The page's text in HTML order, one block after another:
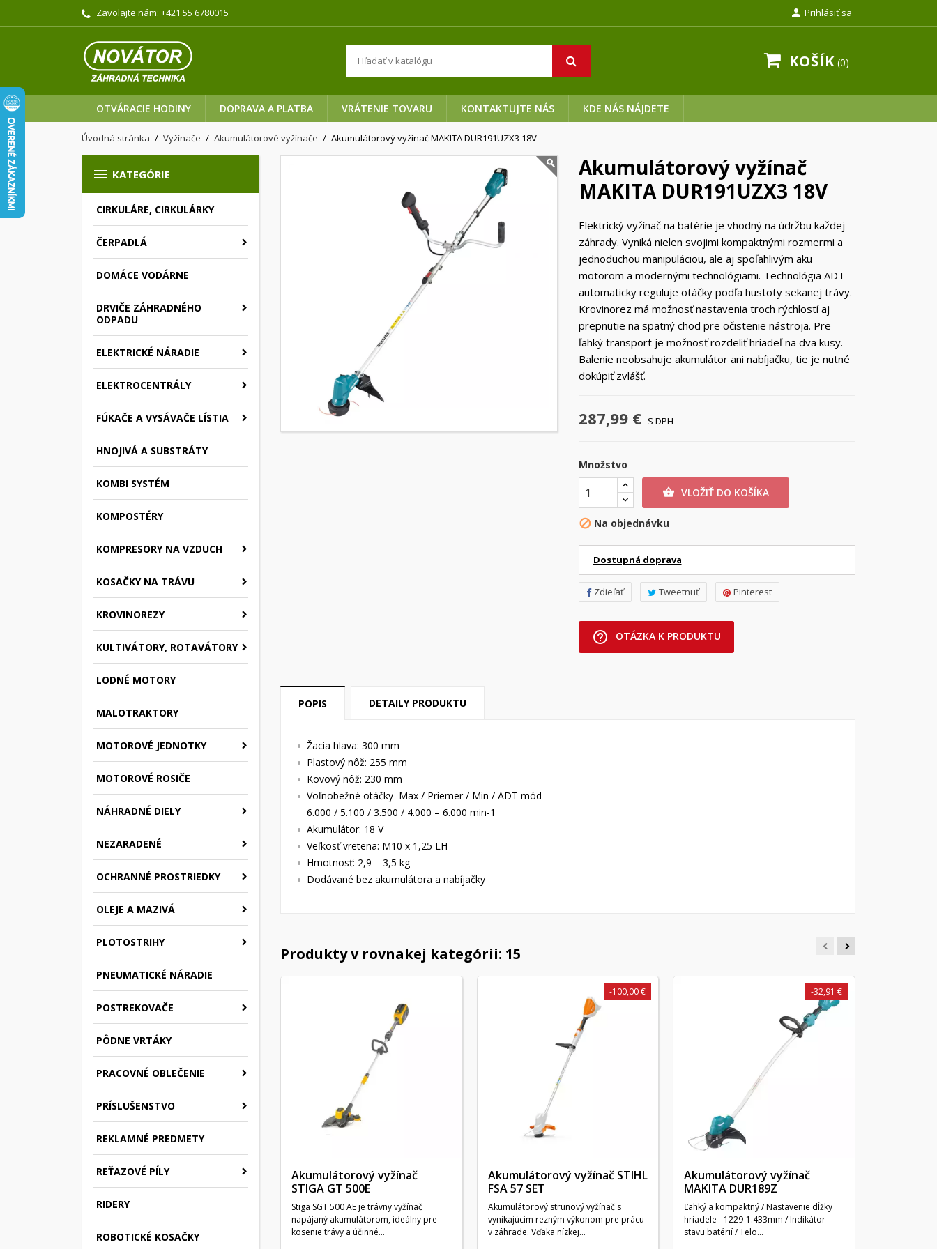
Zavolajte nám: +421 55 6780015  Prihlásiť sa
KOŠÍK 0
OTVÁRACIE HODINY DOPRAVA A PLATBA VRÁTENIE TOVARU KONTAKTUJTE NÁS KDE NÁS NÁJDETE
Úvodná stránka Vyžínače Akumulátorové vyžínače Akumulátorový vyžínač MAKITA DUR191UZX3 18V
 KATEGÓRIE
CIRKULÁRE, CIRKULÁRKY
ČERPADLÁ
DOMÁCE VODÁRNE
DRVIČE ZÁHRADNÉHO
ODPADU
ELEKTRICKÉ NÁRADIE
ELEKTROCENTRÁLY
FÚKAČE A VYSÁVAČE LÍSTIA
HNOJIVÁ A SUBSTRÁTY
KOMBI SYSTÉM
KOMPOSTÉRY
KOMPRESORY NA VZDUCH
KOSAČKY NA TRÁVU
KROVINOREZY
KULTIVÁTORY, ROTAVÁTORY
LODNÉ MOTORY
MALOTRAKTORY
MOTOROVÉ JEDNOTKY
MOTOROVÉ ROSIČE
NÁHRADNÉ DIELY
NEZARADENÉ
OCHRANNÉ PROSTRIEDKY
OLEJE A MAZIVÁ
PLOTOSTRIHY
PNEUMATICKÉ NÁRADIE
POSTREKOVAČE
PÔDNE VRTÁKY
PRACOVNÉ OBLEČENIE
PRÍSLUŠENSTVO
REKLAMNÉ PREDMETY
REŤAZOVÉ PÍLY
RIDERY
ROBOTICKÉ KOSAČKY
Akumulátorový vyžínač
MAKITA DUR191UZX3 18V
Elektrický vyžínač na batérie je vhodný na údržbu každej
záhrady. Vyniká nielen svojimi kompaktnými rozmermi a
jednoduchou manipuláciou, ale aj spoľahlivým aku
motorom a modernými technológiami. Technológia ADT
automaticky reguluje otáčky podľa hustoty sekanej trávy.
Krovinorez má možnosť nastavenia troch rýchlostí aj
prepnutie na spätný chod pre očistenie nástroja. Pre
ľahký transport je možnosť rozdeliť hriadeľ na dva kusy.
Balenie neobsahuje akumulátor ani nabíjačku, tie je nutné
dokúpiť zvlášť.
287,99 € S DPH
Množstvo
 VLOŽIŤ DO KOŠÍKA
 Na objednávku
Dostupná doprava
Zdieľať Tweetnuť Pinterest
help_outline OTÁZKA K PRODUKTU
POPIS DETAILY PRODUKTU
Žacia hlava: 300 mm
Plastový nôž: 255 mm
Kovový nôž: 230 mm
Voľnobežné otáčky Max / Priemer / Min / ADT mód
6.000 / 5.100 / 3.500 / 4.000 – 6.000 min-1
Akumulátor: 18 V
Veľkosť vretena: M10 x 1,25 LH
Hmotnosť: 2,9 – 3,5 kg
Dodávané bez akumulátora a nabíjačky
Produkty v rovnakej kategórii: 15
Akumulátorový vyžínač
STIGA GT 500E
Stiga SGT 500 AE je trávny vyžínač
napájaný akumulátorom, ideálny pre
kosenie trávy a účinné...
Akumulátorový vyžínač STIHL
FSA 57 SET
Akumulátorový strunový vyžínač s
vynikajúcim rezným výkonom pre prácu
v záhrade. Vďaka nízkej...
-100,00 €
Akumulátorový vyžínač
MAKITA DUR189Z
Ľahký a kompaktný / Nastavenie dĺžky
hriadele - 1229-1.433mm / Indikátor
stavu batérií / Telo...
-32,91 €